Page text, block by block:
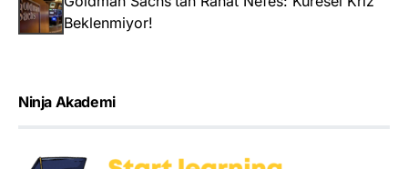
Beklenmiyor!
Ninja Akademi